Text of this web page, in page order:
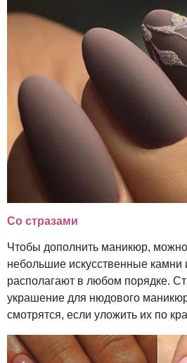
Со стразами
Чтобы дополнить маникюр, можно
небольшие искусственные камни
располагают в любом порядке.
украшение для нюдового
смотрятся, если уложить их по